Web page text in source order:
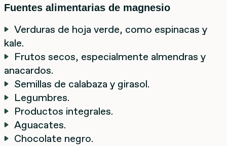
Fuentes alimentarias de magnesio
Verduras de hoja verde, como espinacas y
kale.
Frutos secos, especialmente almendras y
anacardos.
Semillas de calabaza y girasol.
Legumbres.
Productos integrales.
Aguacates.
Chocolate negro.